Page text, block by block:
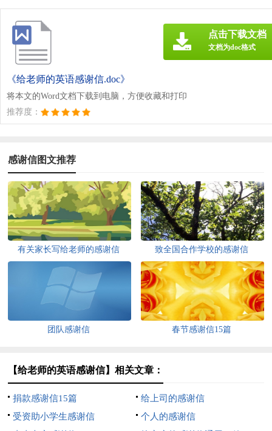
《给老师的英语感谢信.doc》
将本文的Word文档下载到电脑，方便收藏和打印
推荐度：
点击下载文档
文档为doc格式
感谢信图文推荐
有关家长写给老师的感谢信 致全国合作学校的感谢信
团队感谢信 春节感谢信15篇
【给老师的英语感谢信】相关文章：
捐款感谢信15篇
给上司的感谢信
受资助小学生感谢信
个人的感谢信